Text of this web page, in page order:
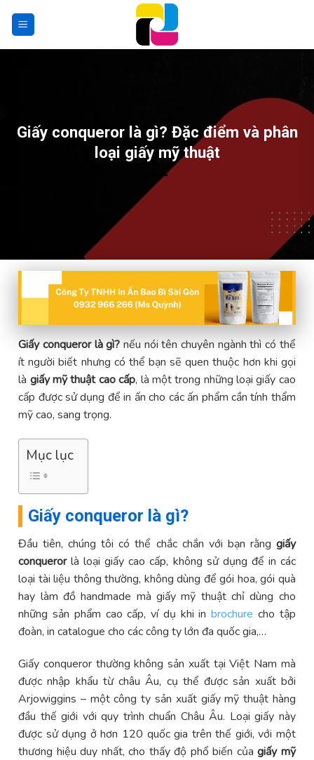
Giấy conqueror là gì? Đặc điểm và phân
loại giấy mỹ thuật
Giấy conqueror là gì? nếu nói tên chuyên ngành thì có thể
ít người biết nhưng có thể bạn sẽ quen thuộc hơn khi gọi
là giấy mỹ thuật cao cấp, là một trong những loại giấy cao
cấp được sử dụng để in ấn cho các ấn phẩm cần tính thẩm
mỹ cao, sang trọng.
Mục lục
Giấy conqueror là gì?
Đầu tiên, chúng tôi có thể chắc chắn với bạn rằng giấy
conquerorlà loại giấy cao cấp, không sử dụng để in các
loại tài liệu thông thường, không dùng để gói hoa, gói quà
hay làm đồ handmade mà giấy mỹ thuật chỉ dùng cho
những sản phẩm cao cấp, ví dụ khi inbrochure cho tập
đoàn, in catalogue cho các công ty lớn đa quốc gia,…
Giấy conqueror thường không sản xuất tại Việt Nam mà
được nhập khẩu từ châu Âu, cụ thể được sản xuất bởi
Arjowiggins – một công ty sản xuất giấy mỹ thuật hàng
đầu thế giới với quy trình chuẩn Châu Âu. Loại giấy này
được sử dụng ở hơn 120 quốc gia trên thế giới, với một
thương hiệu duy nhất, cho thấy độ phổ biến củagiấy mỹ